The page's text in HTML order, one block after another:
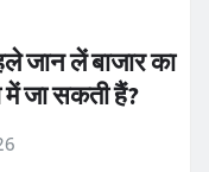
जान लें बाजार का
जा सकती हैं?